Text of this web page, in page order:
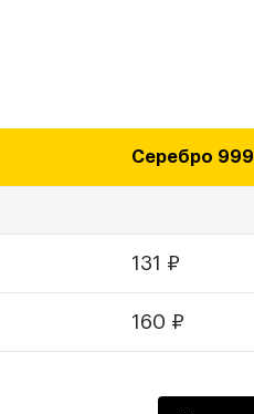
Серебро 999
131 ₽
160 ₽